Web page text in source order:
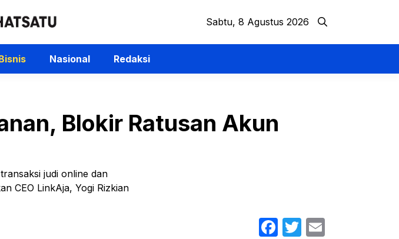
Sabtu, 8 Agustus 2026
Nasional Redaksi
Blokir Ratusan Akun
judi online dan
CEO LinkAja, Yogi Rizkian
Facebook
Twitter